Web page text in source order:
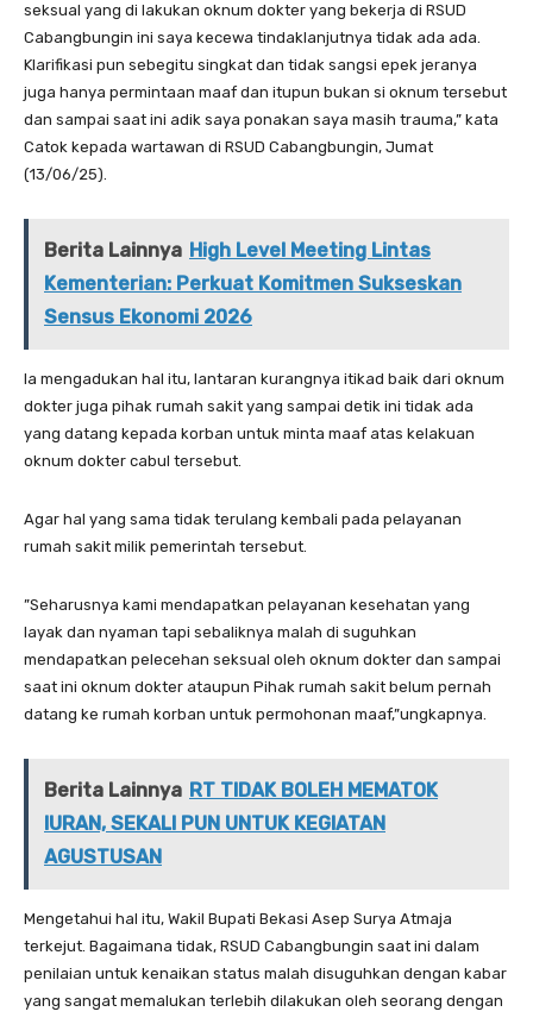
seksual yang di lakukan oknum dokter yang bekerja di RSUD
Cabangbungin ini saya kecewa tindaklanjutnya tidak ada ada.
Klarifikasi pun sebegitu singkat dan tidak sangsi epek jeranya
juga hanya permintaan maaf dan itupun bukan si oknum tersebut
dan sampai saat ini adik saya ponakan saya masih trauma,” kata
Catok kepada wartawan di RSUD Cabangbungin, Jumat
(13/06/25).
Berita Lainnya High Level Meeting Lintas
Kementerian: Perkuat Komitmen Sukseskan
Sensus Ekonomi 2026
‎‎Ia mengadukan hal itu, lantaran kurangnya itikad baik dari oknum
dokter juga pihak rumah sakit yang sampai detik ini tidak ada
yang datang kepada korban untuk minta maaf atas kelakuan
oknum dokter cabul tersebut.
‎‎Agar hal yang sama tidak terulang kembali pada pelayanan
rumah sakit milik pemerintah tersebut.
‎‎”Seharusnya kami mendapatkan pelayanan kesehatan yang
layak dan nyaman tapi sebaliknya malah di suguhkan
mendapatkan pelecehan seksual oleh oknum dokter dan sampai
saat ini oknum dokter ataupun Pihak rumah sakit belum pernah
datang ke rumah korban untuk permohonan maaf,”ungkapnya.
Berita Lainnya RT TIDAK BOLEH MEMATOK
IURAN, SEKALI PUN UNTUK KEGIATAN
AGUSTUSAN
‎Mengetahui hal itu, Wakil Bupati Bekasi Asep Surya Atmaja
terkejut. Bagaimana tidak, RSUD Cabangbungin saat ini dalam
penilaian untuk kenaikan status malah disuguhkan dengan kabar
yang sangat memalukan terlebih dilakukan oleh seorang dengan